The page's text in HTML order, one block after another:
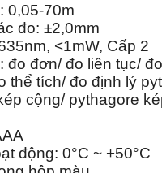
0,05-70m
đo: ±2,0mm
<1mW, Cấp 2
đo đơn/ đo liên tục/
thể tích/ đo định lý
cộng/ pythagore
động: 0°C ~ +50°C